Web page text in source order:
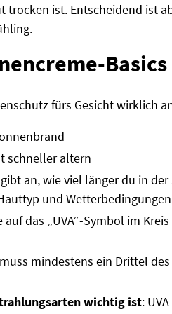
trocken ist. Entscheidend ist
fürs Gesicht wirklich
schneller altern
gibt an, wie viel länger du in
und
auf das „UVA“-Symbol im
mindestens ein Drittel
wichtig ist: